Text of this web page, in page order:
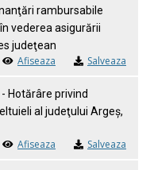
rambursabile
vederea asigurării
judeţean
Afiseaza Salveaza
Hotărâre privind
al judeţului Argeş,
Afiseaza Salveaza